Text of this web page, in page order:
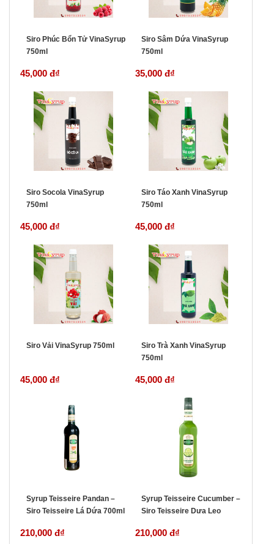
Siro Phúc Bổn Tử VinaSyrup
750ml
45,000 đ₫
Siro Sâm Dứa VinaSyrup
750ml
35,000 đ₫
Siro Socola VinaSyrup
750ml
45,000 đ₫
Siro Táo Xanh VinaSyrup
750ml
45,000 đ₫
Siro Vải VinaSyrup 750ml
45,000 đ₫
Siro Trà Xanh VinaSyrup
750ml
45,000 đ₫
Syrup Teisseire Pandan –
Siro Teisseire Lá Dứa 700ml
210,000 đ₫
Syrup Teisseire Cucumber –
Siro Teisseire Dưa Leo
210,000 đ₫